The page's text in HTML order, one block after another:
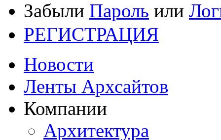
Забыли Пароль или
РЕГИСТРАЦИЯ
Новости
Ленты Архсайтов
Компании
Архитектура